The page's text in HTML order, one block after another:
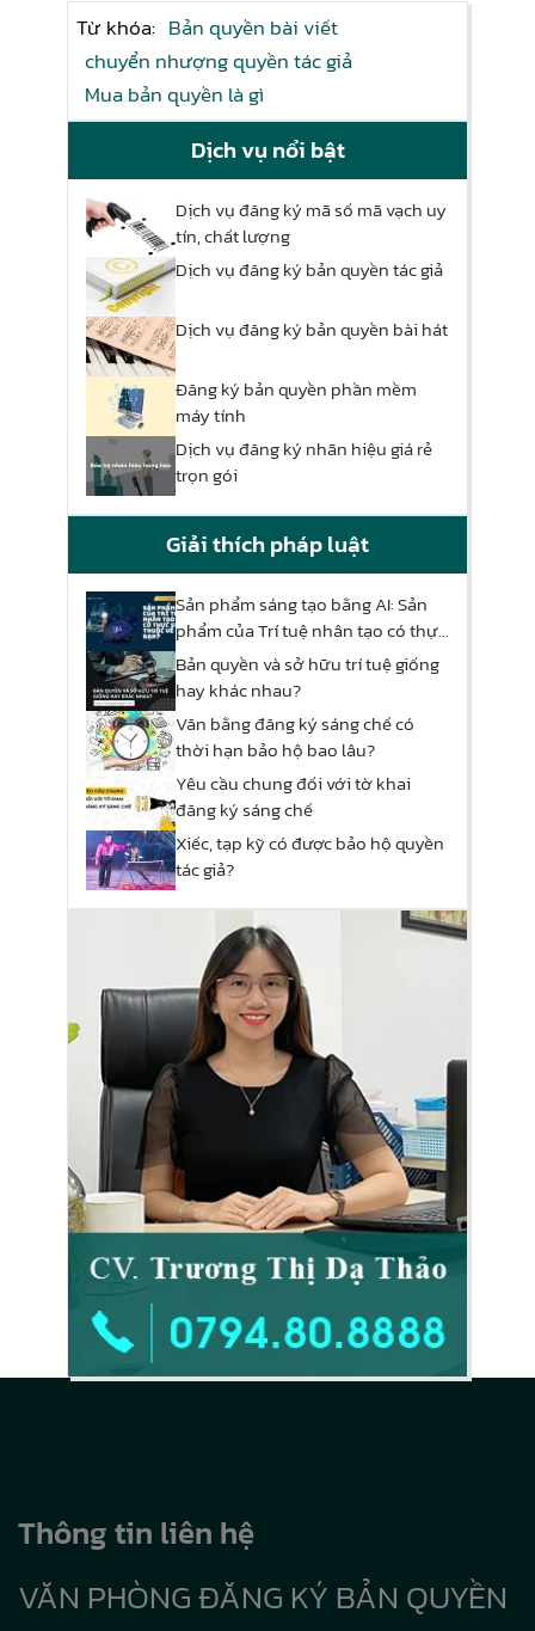
Từ khóa: Bản quyền bài viết
chuyển nhượng quyền tác giả
Mua bản quyền là gì
Dịch vụ nổi bật
Dịch vụ đăng ký mã số mã vạch uy
tín, chất lượng
Dịch vụ đăng ký bản quyền tác giả
Dịch vụ đăng ký bản quyền bài hát
Đăng ký bản quyền phần mềm
máy tính
Dịch vụ đăng ký nhãn hiệu giá rẻ
trọn gói
Giải thích pháp luật
Sản phẩm sáng tạo bằng AI: Sản
phẩm của Trí tuệ nhân tạo có thực
sự thuộc về bạn?
Bản quyền và sở hữu trí tuệ giống
hay khác nhau?
Văn bằng đăng ký sáng chế có
thời hạn bảo hộ bao lâu?
Yêu cầu chung đối với tờ khai
đăng ký sáng chế
Xiếc, tạp kỹ có được bảo hộ quyền
tác giả?
Thông tin liên hệ
VĂN PHÒNG ĐĂNG KÝ BẢN QUYỀN